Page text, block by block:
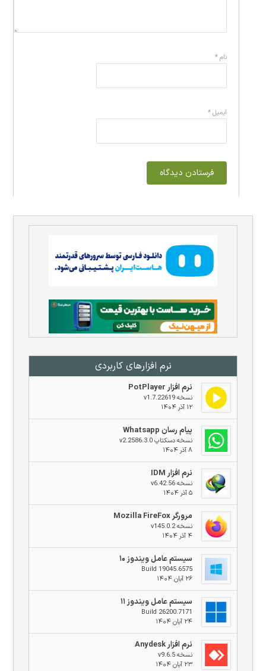
نرم افزار‌های کاربردی
نرم افزار PotPlayer
نسخه v1.7.22619
۱۲ آذر ۱۴۰۴
پیام رسان Whatsapp
نسخه دسکتاپ v2.2586.3.0
۸ آذر ۱۴۰۴
نرم افزار IDM
نسخه v6.42.56
۵ آذر ۱۴۰۴
مرورگر Mozilla FireFox
نسخه v145.0.2
۴ آذر ۱۴۰۴
سیستم عامل ویندوز ۱۰
Build 19045.6575
۲۶ آبان ۱۴۰۴
سیستم عامل ویندوز ۱۱
Build 26200.7171
۲۴ آبان ۱۴۰۴
نرم افزار Anydesk
نسخه v9.6.5
۲۳ آبان ۱۴۰۴
نام*
ایمیل*